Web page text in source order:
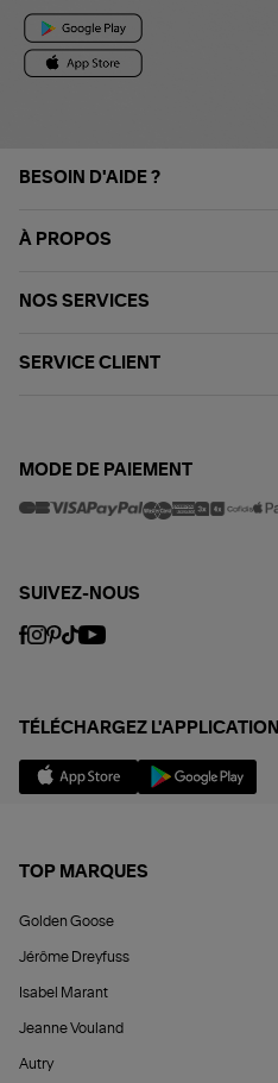
BESOIN D'AIDE ?
À PROPOS
NOS SERVICES
SERVICE CLIENT
MODE DE PAIEMENT
SUIVEZ-NOUS
TÉLÉCHARGEZ L'APPLICATION
TOP MARQUES
Golden Goose
Jérôme Dreyfuss
Isabel Marant
Jeanne Vouland
Autry